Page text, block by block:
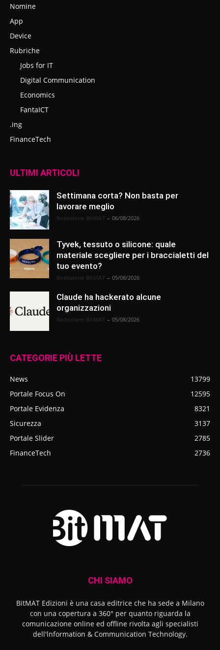
Nomine
App
Device
Rubriche
Jobs for IT
Digital Communication
Economics
FantaICT
.ing
FinanceTech
ULTIMI ARTICOLI
Settimana corta? Non basta per
lavorare meglio
- 06/08/2026
Tyvek, tessuto o silicone: quale
materiale scegliere per i braccialetti del
tuo evento?
- 05/08/2026
Claude ha hackerato alcune
organizzazioni
- 05/08/2026
CATEGORIE PIÙ LETTE
News
13799
Portale Focus On
12595
Portale Evidenza
8321
Sicurezza
3137
Portale Slider
2785
FinanceTech
2736
CHI SIAMO
BitMAT Edizioni è una casa editrice che ha sede a Milano
con una copertura a 360° per quanto riguarda la
comunicazione online ed offline rivolta agli specialisti
dell'lnformation & Communication Technology.